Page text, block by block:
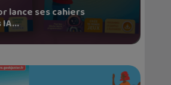
lance ses cahiers